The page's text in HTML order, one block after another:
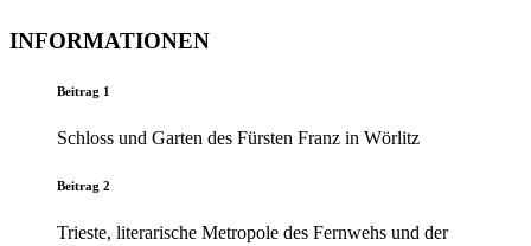
INFORMATIONEN
Beitrag 1
Schloss und Garten des Fürsten Franz in Wörlitz
Beitrag 2
Trieste, literarische Metropole des Fernwehs und der